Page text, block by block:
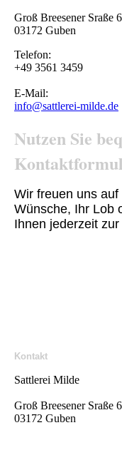
Groß Breesener Sraße
03172 Guben
Telefon:
+49 3561 3459
E-Mail:
info@sattlerei-milde.de
Nutzen Sie
Wir freuen uns
Wünsche, Ihr Lob
Ihnen jederzeit
Kontakt
Sattlerei Milde
Groß Breesener Sraße
03172 Guben